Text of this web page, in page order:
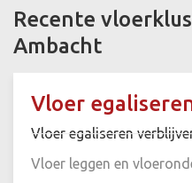
Recente
Ambacht
Vloer
Vloer egaliseren
Vloer leggen en